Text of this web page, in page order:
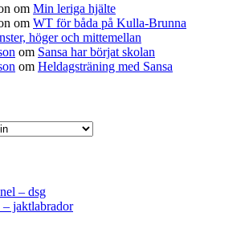
om Min leriga hjälte
om WT för båda på Kulla-Brunna
höger och mittemellan
om Sansa har börjat skolan
om Heldagsträning med Sansa
– dsg
jaktlabrador